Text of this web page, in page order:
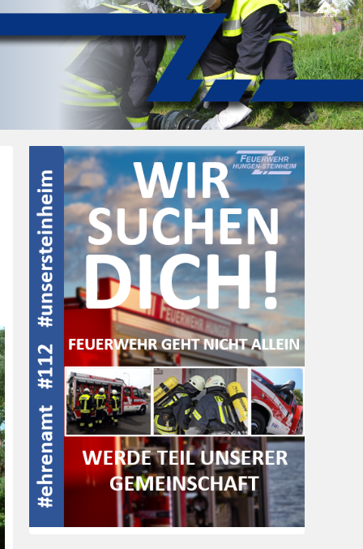
navigation